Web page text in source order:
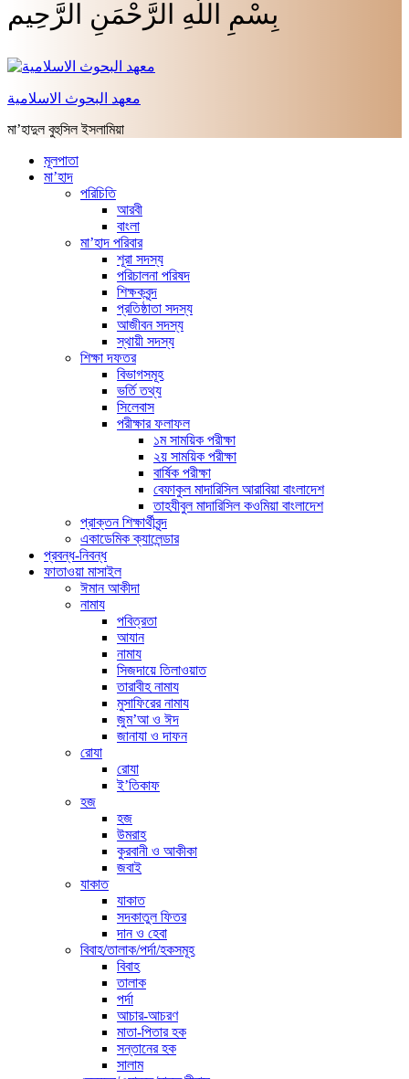
بِسْمِ اللَّهِ الرَّحْمَنِ الرَّحِيم
معهد البحوث الاسلامية
মা’হাদুল বুহুসিল ইসলামিয়া
মূলপাতা
মা’হাদ
পরিচিতি
আরবী
বাংলা
মা’হাদ পরিবার
শূরা সদস্য
পরিচালনা পরিষদ
শিক্ষকবৃন্দ
প্রতিষ্ঠাতা সদস্য
আজীবন সদস্য
স্থায়ী সদস্য
শিক্ষা দফতর
বিভাগসমূহ
ভর্তি তথ্য
সিলেবাস
পরীক্ষার ফলাফল
১ম সাময়িক পরীক্ষা
২য় সাময়িক পরীক্ষা
বার্ষিক পরীক্ষা
বেফাকুল মাদারিসিল আরাবিয়া বাংলাদেশ
তাহযীবুল মাদারিসিল কওমিয়া বাংলাদেশ
প্রাক্তন শিক্ষার্থীবৃন্দ
একাডেমিক ক্যালেন্ডার
প্রবন্ধ-নিবন্ধ
ফাতাওয়া মাসাইল
ঈমান আকীদা
নামায
পবিত্রতা
আযান
নামায
সিজদায়ে তিলাওয়াত
তারাবীহ নামায
মুসাফিরের নামায
জুম’আ ও ঈদ
জানাযা ও দাফন
রোযা
রোযা
ই’তিকাফ
হজ
হজ
উমরাহ
কুরবানী ও আকীকা
জবাই
যাকাত
যাকাত
সদকাতুল ফিতর
দান ও হেবা
বিবাহ/তালাক/পর্দা/হকসমূহ
বিবাহ
তালাক
পর্দা
আচার-আচরণ
মাতা-পিতার হক
সন্তানের হক
সালাম